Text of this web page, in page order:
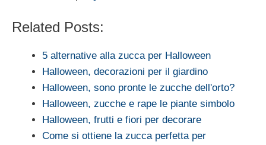
Related Posts:
5 alternative alla zucca per Halloween
Halloween, decorazioni per il giardino
Halloween, sono pronte le zucche dell'orto?
Halloween, zucche e rape le piante simbolo
Halloween, frutti e fiori per decorare
Come si ottiene la zucca perfetta per